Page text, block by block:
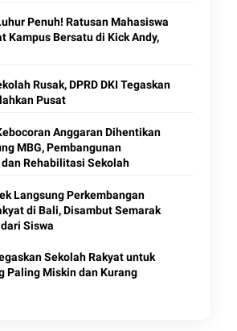
Penuh! Ratusan Mahasiswa
Kampus Bersatu di Kick Andy,
Rusak, DPRD DKI Tegaskan
Pusat
Anggaran Dihentikan
MBG, Pembangunan
Rehabilitasi Sekolah
Langsung Perkembangan
di Bali, Disambut Semarak
Siswa
Sekolah Rakyat untuk
Paling Miskin dan Kurang